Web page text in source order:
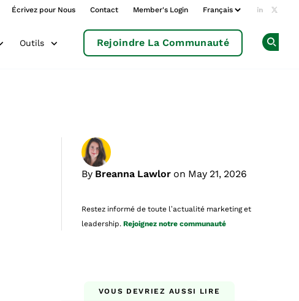
Écrivez pour Nous Contact Member's Login Add us
Outils Rejoindre La Communauté
By Breanna Lawlor on May 21, 2026
Restez informé de toute l’actualité marketing et
leadership. Rejoignez notre communauté
VOUS DEVRIEZ AUSSI LIRE